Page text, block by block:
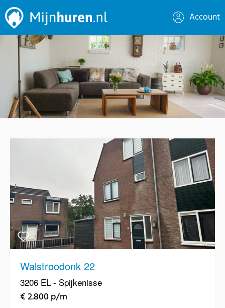
Account
Walstroodonk 22
3206 EL - Spijkenisse
€ 2.800 p/m